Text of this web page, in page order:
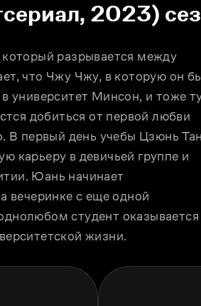
2023)
разрывается между
что Чжу Чжу, в которую он
университет Минсон, и тоже
добиться от первой любви
В первый день учебы Цзюнь
карьеру в девичьей группе и
Юань начинает
вечеринке с еще одной
студент оказывается
жизни.